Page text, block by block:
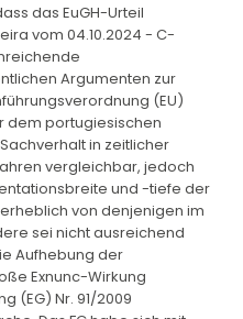
das EuGH-Urteil
vom 04.10.2024 - C-
Argumenten zur
(EU)
dem portugiesischen
in zeitlicher
vergleichbar, jedoch
und -tiefe der
von denjenigen im
sei nicht ausreichend
Aufhebung der
Exnunc-Wirkung
(EG) Nr. 91/2009